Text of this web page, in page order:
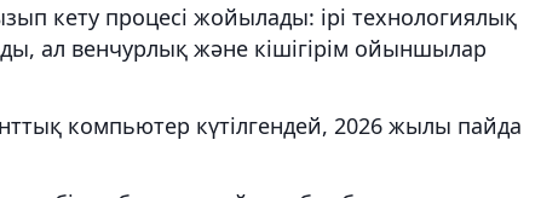
кету процесі жойылады: ірі технологиялық
ал венчурлық және кішігірім ойыншылар
компьютер күтілгендей, 2026 жылы пайда